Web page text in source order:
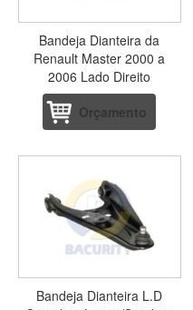
Bandeja Dianteira da
Renault Master 2000 a
2006 Lado Direito
Orçamento
Bandeja Dianteira L.D